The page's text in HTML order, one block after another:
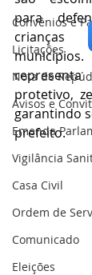
Convênios e
Licitações
Nota de
Avisos e
Emenda
Vigilância
Casa Civil
Ordem de
Comunicado
Eleições
para
crianças
protetivo,
garantindo
prefeito.